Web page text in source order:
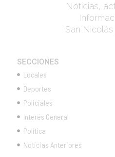
Noticias,
San
SECCIONES
Locales
Deportes
Policiales
Interés General
Política
Noticias Anteriores